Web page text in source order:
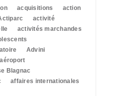
acquisitions
action
activité
activités marchandes
Advini
aéroport
Blagnac
affaires internationales